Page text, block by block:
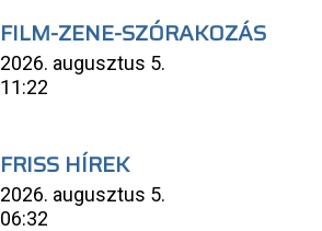
FILM-ZENE-SZÓRAKOZÁS
2026. augusztus 5.
11:22
FRISS HÍREK
2026. augusztus 5.
06:32